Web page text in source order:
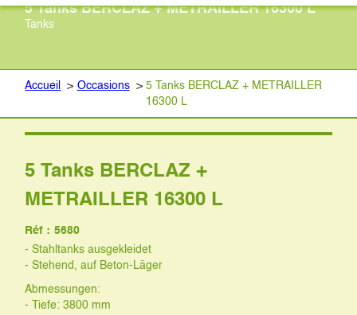
5 Tanks BERCLAZ + METRAILLER 16300 L
Tanks
Accueil > Occasions> 5 Tanks BERCLAZ + METRAILLER
16300 L
5 Tanks BERCLAZ +
METRAILLER 16300 L
Réf : 5680
- Stahltanks ausgekleidet
- Stehend, auf Beton-Läger
Abmessungen:
- Tiefe: 3800 mm